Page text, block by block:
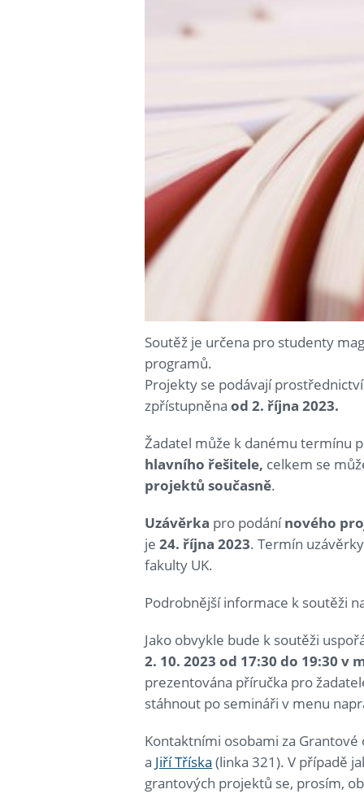
Soutěž je určena pro studenty
programů.
Projekty se podávají
zpřístupněnaod 2. října 2023.
Žadatel může k danému termínu
hlavního řešitele, celkem se
projektů současně.
Uzávěrka pro podánínového
je24. října 2023. Termín
fakulty UK.
Podrobnější informace k soutěži
Jako obvykle bude k soutěži
2. 10. 2023 od 17:30 do 19:30
prezentována příručka pro
stáhnout po semináři v menu
Kontaktními osobami za
a Jiří Tříska (linka 321). V případě
grantových projektů se, prosím,